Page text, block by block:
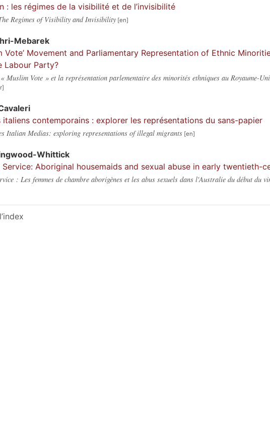
: les régimes de la visibilité et de l’invisibilité
Regimes of Visibility and Invisibility
Mebarek
Vote’ Movement and Parliamentary Representation of Ethnic
Labour Party?
« Muslim Vote » et la représentation parlementaire des minorités ethniques au Royaume-
italiens contemporains : explorer les représentations du sans-papier
Italian Medias: exploring representations of illegal migrants
Whittick
Aboriginal housemaids and sexual abuse in early twentieth-
: Les femmes de chambre aborigènes et les abus sexuels dans l'Australie du début du